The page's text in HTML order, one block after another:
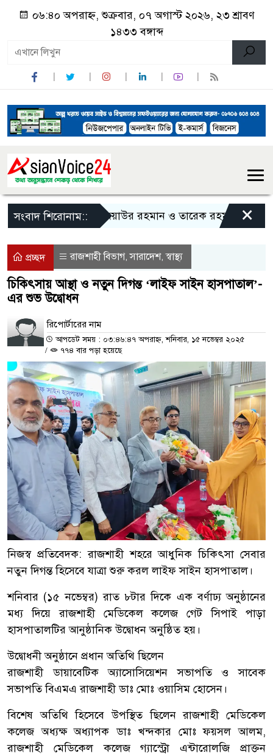
০৬:৪০ অপরাহ্ন, শুক্রবার, ০৭ অগাস্ট ২০২৬, ২৩ শ্রাবণ
১৪৩৩ বঙ্গাব্দ
সংবাদ শিরোনাম::জিয়াউর রহমান ও তারেক রহমানকে নিয়ে
×
প্রচ্ছদ রাজশাহী বিভাগ,সারাদেশ,স্বাস্থ্য
চিকিৎসায় আস্থা ও নতুন দিগন্ত ‘লাইফ সাইন হাসপাতাল’-
এর শুভ উদ্বোধন
রিপোর্টারের নাম
আপডেট সময় : ০৩:৪৬:৪৭ অপরাহ্ন, শনিবার, ১৫ নভেম্বর ২০২৫
/
৭৭৪ বার পড়া হয়েছে
নিজস্ব প্রতিবেদক: রাজশাহী শহরে আধুনিক চিকিৎসা সেবার
নতুন দিগন্ত হিসেবে যাত্রা শুরু করল লাইফ সাইন হাসপাতাল।
শনিবার (১৫ নভেম্বর) রাত ৮টার দিকে এক বর্ণাঢ্য অনুষ্ঠানের
মধ্য দিয়ে রাজশাহী মেডিকেল কলেজ গেট সিপাই পাড়া
হাসপাতালটির আনুষ্ঠানিক উদ্বোধন অনুষ্ঠিত হয়।
উদ্বোধনী অনুষ্ঠানে প্রধান অতিথি ছিলেন
রাজশাহী ডায়াবেটিক অ্যাসোসিয়েশন সভাপতি ও সাবেক
সভাপতি বিএমএ রাজশাহী ডাঃ মোঃ ওয়াসিম হোসেন।
বিশেষ অতিথি হিসেবে উপস্থিত ছিলেন রাজশাহী মেডিকেল
কলেজ অধ্যক্ষ অধ্যাপক ডাঃ খন্দকার মোঃ ফয়সল আলম,
রাজশাহী মেডিকেল কলেজ গ্যাস্ট্রো এন্টারোলজি প্রাক্তন